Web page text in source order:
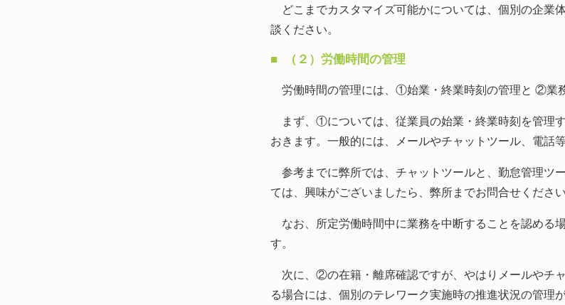
どこまでカスタマイズ可能かについては、個別の企業
談ください。
（２）労働時間の管理
労働時間の管理には、①始業・終業時刻の管理と ②業
まず、①については、従業員の始業・終業時刻を管理
おきます。一般的には、メールやチャットツール、電話
参考までに弊所では、チャットツールと、勤怠管理ツ
ては、興味がございましたら、弊所までお問合せください
なお、所定労働時間中に業務を中断することを認める
す。
次に、②の在籍・離席確認ですが、やはりメールやチ
る場合には、個別のテレワーク実施時の推進状況の管理